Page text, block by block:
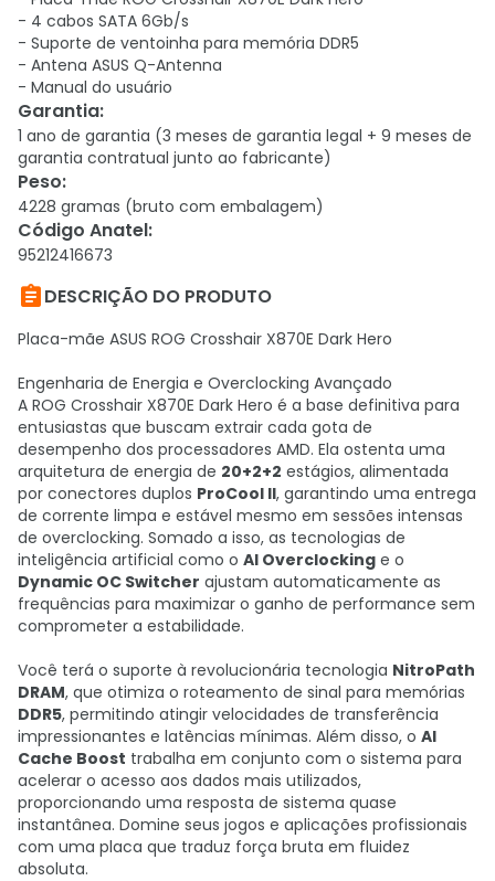
- 4 cabos SATA 6Gb/s
- Suporte de ventoinha para memória DDR5
- Antena ASUS Q-Antenna
- Manual do usuário
Garantia:
1 ano de garantia (3 meses de garantia legal + 9 meses de
garantia contratual junto ao fabricante)
Peso:
4228 gramas (bruto com embalagem)
Código Anatel:
95212416673
DESCRIÇÃO DO PRODUTO
Placa-mãe ASUS ROG Crosshair X870E Dark Hero
Engenharia de Energia e Overclocking Avançado
A ROG Crosshair X870E Dark Hero é a base definitiva para
entusiastas que buscam extrair cada gota de
desempenho dos processadores AMD. Ela ostenta uma
arquitetura de energia de 20+2+2 estágios, alimentada
por conectores duplos ProCool II, garantindo uma entrega
de corrente limpa e estável mesmo em sessões intensas
de overclocking. Somado a isso, as tecnologias de
inteligência artificial como o AI Overclocking e o
Dynamic OC Switcher ajustam automaticamente as
frequências para maximizar o ganho de performance sem
comprometer a estabilidade.
Você terá o suporte à revolucionária tecnologia NitroPath
DRAM, que otimiza o roteamento de sinal para memórias
DDR5, permitindo atingir velocidades de transferência
impressionantes e latências mínimas. Além disso, o AI
Cache Boost trabalha em conjunto com o sistema para
acelerar o acesso aos dados mais utilizados,
proporcionando uma resposta de sistema quase
instantânea. Domine seus jogos e aplicações profissionais
com uma placa que traduz força bruta em fluidez
absoluta.